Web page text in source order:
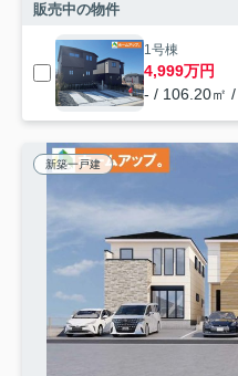
販売中の物件
1号棟
4,999万円
- / 106.20㎡
新築一戸建